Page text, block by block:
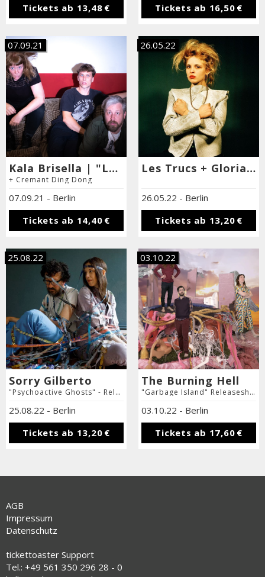
Tickets ab 13,48 €
Tickets ab 16,50 €
07.09.21
Kala Brisella | "Lost In Labour" - Record Release Show
+ Cremant Ding Dong
07.09.21 - Berlin
Tickets ab 14,40 €
26.05.22
Les Trucs + Gloria de Oliveira + L Twills + Dj Rita Braga
26.05.22 - Berlin
Tickets ab 13,20 €
25.08.22
Sorry Gilberto
"Psychoactive Ghosts" - Releaseshow
25.08.22 - Berlin
Tickets ab 13,20 €
03.10.22
The Burning Hell
"Garbage Island" Releaseshow
03.10.22 - Berlin
Tickets ab 17,60 €
AGB
Impressum
Datenschutz
tickettoaster Support
Tel.: +49 561 350 296 28 - 0